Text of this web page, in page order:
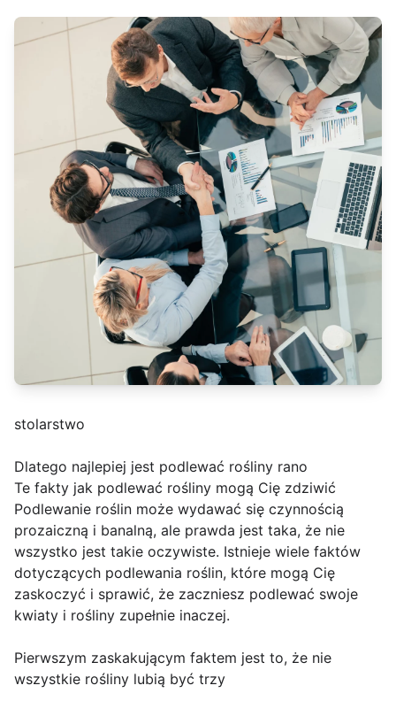
stolarstwo
Dlatego najlepiej jest podlewać rośliny rano
Te fakty jak podlewać rośliny mogą Cię zdziwić
Podlewanie roślin może wydawać się czynnością
prozaiczną i banalną, ale prawda jest taka, że nie
wszystko jest takie oczywiste. Istnieje wiele faktów
dotyczących podlewania roślin, które mogą Cię
zaskoczyć i sprawić, że zaczniesz podlewać swoje
kwiaty i rośliny zupełnie inaczej.
Pierwszym zaskakującym faktem jest to, że nie
wszystkie rośliny lubią być trzy